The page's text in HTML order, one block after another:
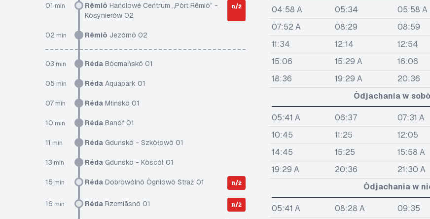
01 min Rëmiô Hańdlowé Ceńtrum „Pòrt Rëmiô” -
Kòsynierów 02
n/ż
02 min Rëmiô Jezórnô 02
03 min Réda Bòcmańskô 01
05 min Réda Aquapark 01
07 min Réda Młińskô 01
10 min Réda Banóf 01
11 min Réda Gduńskô - Szkòłowô 01
13 min Réda Gduńskô - Kòscół 01
15 min Réda Dobrowólnô Ògniowô Straż 01 n/ż
16 min Réda Rzemiãsnô 01 n/ż
04:58 A 05:34 05:58 A
07:52 A
08:29 08:59
11:34
12:14 12:54
15:06
15:29 A 16:06
18:36
19:29 A 20:36
Òdjachania w
05:41 A 06:37 07:31 A
10:45
11:25 12:05
14:45
15:25 15:58 A
19:29 A
20:36
21:30 A
Òdjachania w
05:41 A 08:28 A 09:35